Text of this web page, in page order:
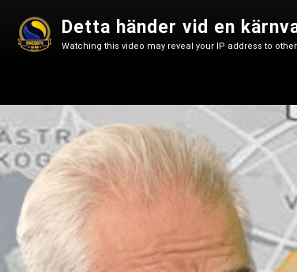
Detta händer vid en
Watching this video may reveal your IP address to